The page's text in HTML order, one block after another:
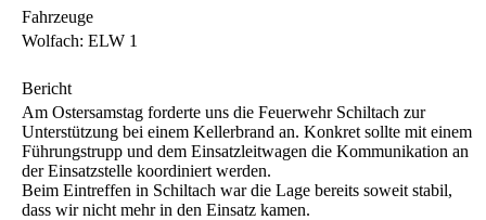
Fahrzeuge
Wolfach: ELW 1
Bericht
Am Ostersamstag forderte uns die Feuerwehr Schiltach zur
Unterstützung bei einem Kellerbrand an. Konkret sollte mit einem
Führungstrupp und dem Einsatzleitwagen die Kommunikation an
der Einsatzstelle koordiniert werden.
Beim Eintreffen in Schiltach war die Lage bereits soweit stabil,
dass wir nicht mehr in den Einsatz kamen.